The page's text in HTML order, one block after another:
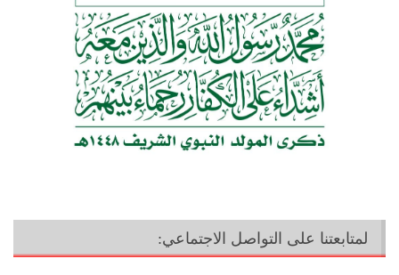
لمتابعتنا على التواصل الاجتماعي: